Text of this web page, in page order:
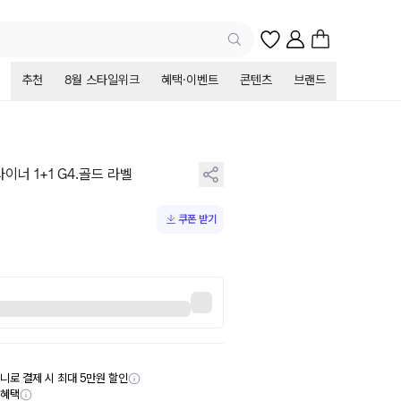
추천 8월 스타일위크 혜택·이벤트 콘텐츠 브랜드
이너 1+1 G4.골드 라벨
쿠폰 받기
로 결제 시 최대 5만원 할인
택